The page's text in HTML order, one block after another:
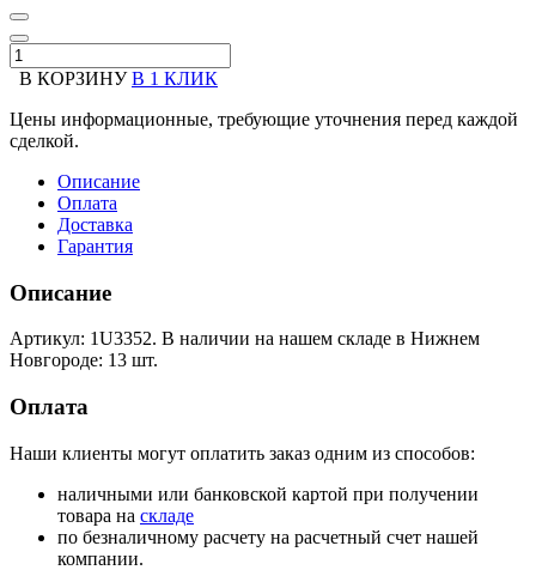
В КОРЗИНУ В 1 КЛИК
Цены информационные, требующие уточнения перед каждой
сделкой.
Описание
Оплата
Доставка
Гарантия
Описание
Артикул: 1U3352. В наличии на нашем складе в Нижнем
Новгороде: 13 шт.
Оплата
Наши клиенты могут оплатить заказ одним из способов:
наличными или банковской картой при получении
товара на складе
по безналичному расчету на расчетный счет нашей
компании.